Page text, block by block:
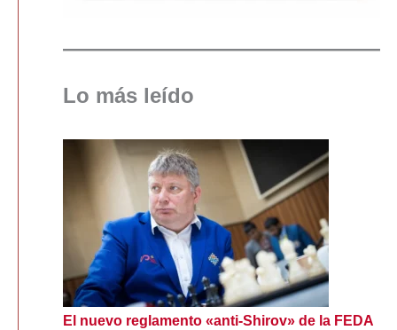
Lo más leído
El nuevo reglamento «anti-Shirov» de la FEDA